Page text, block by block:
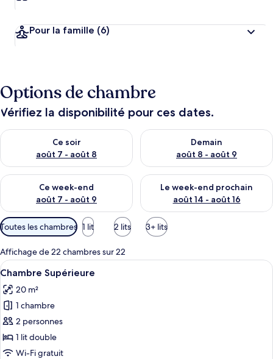
Pour la famille (6)
Options de chambre
Vérifiez la disponibilité pour ces dates.
Ce soir
août 7 - août 8
Vérifier la disponibilité pour ce soir août 7 - août 8
Demain
août 8 - août 9
Vérifier la disponibilité pour
Ce week-end
août 7 - août 9
Vérifier la disponibilité pour ce week-end août 7 - août 9
Le week-end prochain
août 14 - août 16
Vérifier la disponibilité pour
Filtres
disponibles
pour
les
chambres
Toutes les chambres 1 lit 2 lits 3+ lits
Affichage de 22 chambres sur 22
Afficher
toutes
les
photos
pour
ce
type
Une chambre d’hôtel avec un grand
2
Chambre Supérieure
20 m²
1 chambre
2 personnes
1 lit double
Wi-Fi gratuit